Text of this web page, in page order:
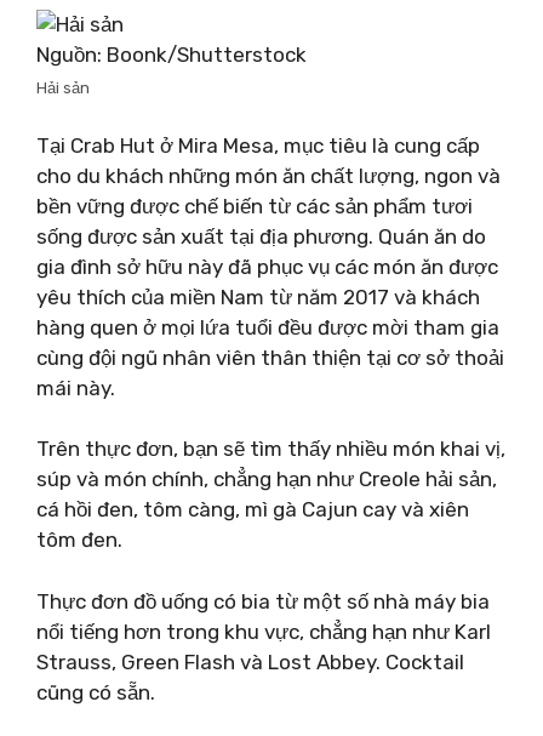
Nguồn: Boonk/Shutterstock
Hải sản
Tại Crab Hut ở Mira Mesa, mục tiêu là cung cấp
cho du khách những món ăn chất lượng, ngon và
bền vững được chế biến từ các sản phẩm tươi
sống được sản xuất tại địa phương. Quán ăn do
gia đình sở hữu này đã phục vụ các món ăn được
yêu thích của miền Nam từ năm 2017 và khách
hàng quen ở mọi lứa tuổi đều được mời tham gia
cùng đội ngũ nhân viên thân thiện tại cơ sở thoải
mái này.
Trên thực đơn, bạn sẽ tìm thấy nhiều món khai vị,
súp và món chính, chẳng hạn như Creole hải sản,
cá hồi đen, tôm càng, mì gà Cajun cay và xiên
tôm đen.
Thực đơn đồ uống có bia từ một số nhà máy bia
nổi tiếng hơn trong khu vực, chẳng hạn như Karl
Strauss, Green Flash và Lost Abbey. Cocktail
cũng có sẵn.